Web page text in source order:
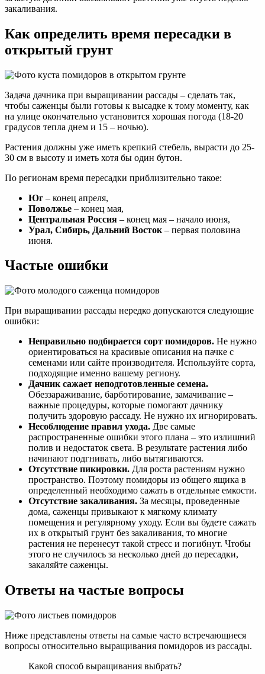
закаливания.
Как определить время пересадки в
открытый грунт
Задача дачника при выращивании рассады – сделать так,
чтобы саженцы были готовы к высадке к тому моменту, как
на улице окончательно установится хорошая погода (18-20
градусов тепла днем и 15 – ночью).
Растения должны уже иметь крепкий стебель, вырасти до 25-
30 см в высоту и иметь хотя бы один бутон.
По регионам время пересадки приблизительно такое:
Юг – конец апреля,
Поволжье – конец мая,
Центральная Россия – конец мая – начало июня,
Урал, Сибирь, Дальний Восток – первая половина
июня.
Частые ошибки
При выращивании рассады нередко допускаются следующие
ошибки:
Неправильно подбирается сорт помидоров. Не нужно
ориентироваться на красивые описания на пачке с
семенами или сайте производителя. Используйте сорта,
подходящие именно вашему региону.
Дачник сажает неподготовленные семена.
Обеззараживание, барботирование, замачивание –
важные процедуры, которые помогают дачнику
получить здоровую рассаду. Не нужно их игнорировать.
Несоблюдение правил ухода. Две самые
распространенные ошибки этого плана – это излишний
полив и недостаток света. В результате растения либо
начинают подгнивать, либо вытягиваются.
Отсутствие пикировки. Для роста растениям нужно
пространство. Поэтому помидоры из общего ящика в
определенный необходимо сажать в отдельные емкости.
Отсутствие закаливания. За месяцы, проведенные
дома, саженцы привыкают к мягкому климату
помещения и регулярному уходу. Если вы будете сажать
их в открытый грунт без закаливания, то многие
растения не перенесут такой стресс и погибнут. Чтобы
этого не случилось за несколько дней до пересадки,
закаляйте саженцы.
Ответы на частые вопросы
Ниже представлены ответы на самые часто встречающиеся
вопросы относительно выращивания помидоров из рассады.
Какой способ выращивания выбрать?